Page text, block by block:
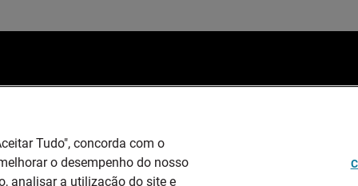
Sou Empresa
INSIGHTS
RECURSOS
Serviços Especializados
Tudo", concorda com o
o desempenho do nosso
analisar a utilização do site e